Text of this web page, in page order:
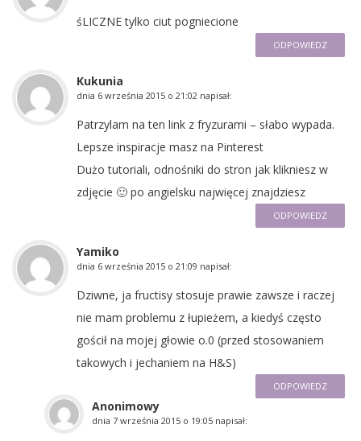
śLICZNE tylko ciut pogniecione
ODPOWIEDZ
Kukunia
dnia 6 września 2015 o 21:02 napisał:
Patrzylam na ten link z fryzurami – słabo wypada.
Lepsze inspiracje masz na Pinterest
Dużo tutoriali, odnośniki do stron jak klikniesz w
zdjęcie 🙂 po angielsku najwięcej znajdziesz
ODPOWIEDZ
Yamiko
dnia 6 września 2015 o 21:09 napisał:
Dziwne, ja fructisy stosuje prawie zawsze i raczej
nie mam problemu z łupieżem, a kiedyś często
gościł na mojej głowie o.0 (przed stosowaniem
takowych i jechaniem na H&S)
ODPOWIEDZ
Anonimowy
dnia 7 września 2015 o 19:05 napisał: